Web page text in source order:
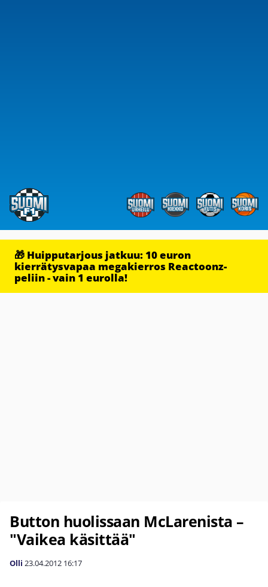
🎁 Huipputarjous jatkuu: 10 euron
kierrätysvapaa megakierros Reactoonz-
peliin - vain 1 eurolla!
Button huolissaan McLarenista –
"Vaikea käsittää"
Olli 23.04.2012 16:17